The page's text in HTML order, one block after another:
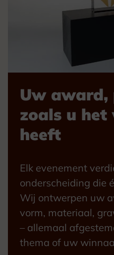
Uw award,
zoals u het
heeft
Elk evenement
onderscheiding die
Wij ontwerpen uw
vorm, materiaal,
– allemaal
thema of uw